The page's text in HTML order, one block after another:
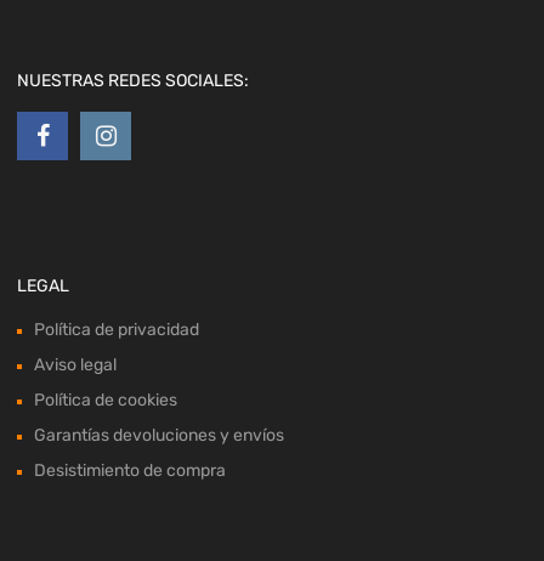
NUESTRAS REDES SOCIALES:
LEGAL
Política de privacidad
Aviso legal
Política de cookies
Garantías devoluciones y envíos
Desistimiento de compra